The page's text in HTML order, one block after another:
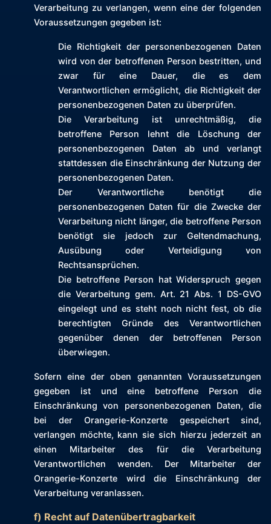
Verarbeitung zu verlangen, wenn eine der folgenden
Voraussetzungen gegeben ist:
Die Richtigkeit der personenbezogenen Daten
wird von der betroffenen Person bestritten, und
zwar für eine Dauer, die es dem
Verantwortlichen ermöglicht, die Richtigkeit der
personenbezogenen Daten zu überprüfen.
Die Verarbeitung ist unrechtmäßig, die
betroffene Person lehnt die Löschung der
personenbezogenen Daten ab und verlangt
stattdessen die Einschränkung der Nutzung der
personenbezogenen Daten.
Der Verantwortliche benötigt die
personenbezogenen Daten für die Zwecke der
Verarbeitung nicht länger, die betroffene Person
benötigt sie jedoch zur Geltendmachung,
Ausübung oder Verteidigung von
Rechtsansprüchen.
Die betroffene Person hat Widerspruch gegen
die Verarbeitung gem. Art. 21 Abs. 1 DS-GVO
eingelegt und es steht noch nicht fest, ob die
berechtigten Gründe des Verantwortlichen
gegenüber denen der betroffenen Person
überwiegen.
Sofern eine der oben genannten Voraussetzungen
gegeben ist und eine betroffene Person die
Einschränkung von personenbezogenen Daten, die
bei der Orangerie-Konzerte gespeichert sind,
verlangen möchte, kann sie sich hierzu jederzeit an
einen Mitarbeiter des für die Verarbeitung
Verantwortlichen wenden. Der Mitarbeiter der
Orangerie-Konzerte wird die Einschränkung der
Verarbeitung veranlassen.
f) Recht auf Datenübertragbarkeit